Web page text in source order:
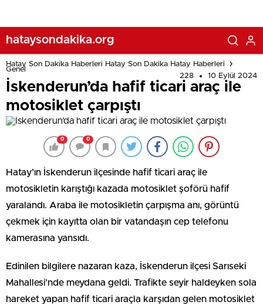
hataysondakika.org
Hatay Son Dakika Haberleri Hatay Son Dakika Hatay Haberleri
Genel
228
10 Eylül 2024
İskenderun’da hafif ticari araç ile
motosiklet çarpıştı
0 0
Hatay’ın İskenderun ilçesinde hafif ticari araç ile
motosikletin karıştığı kazada motosiklet şoförü hafif
yaralandı. Araba ile motosikletin çarpışma anı, görüntü
çekmek için kayıtta olan bir vatandaşın cep telefonu
kamerasına yansıdı.
Edinilen bilgilere nazaran kaza, İskenderun ilçesi Sarıseki
Mahallesi’nde meydana geldi. Trafikte seyir haldeyken sola
hareket yapan hafif ticari araçla karşıdan gelen motosiklet